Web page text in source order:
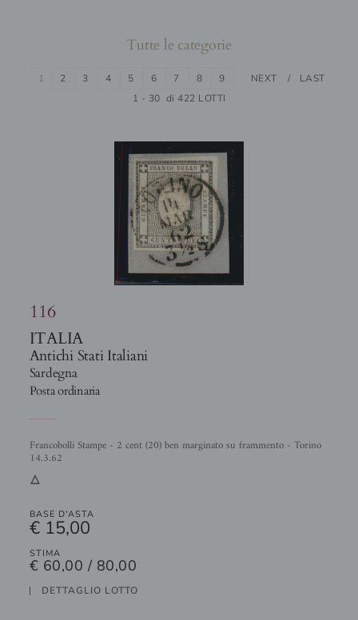
Tutte le categorie
1 - 30 di 422 LOTTI
1 2 3 4 5 6 7 8 9 NEXT LAST
116
ITALIA
Antichi Stati Italiani
Sardegna
Posta ordinaria
Francobolli Stampe - 2 cent (20) ben marginato su frammento - Torino
14.3.62
3
BASE D'ASTA
€ 15,00
STIMA
€ 60,00 / 80,00
DETTAGLIO LOTTO